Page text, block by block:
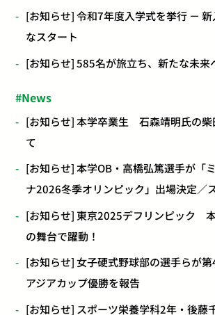
[お知らせ] 令和7年度入学式を挙行 －
なスタート
[お知らせ] 585名が旅立ち、新たな未来
News
[お知らせ] 本学卒業生 石森靖明氏の柴
て
[お知らせ] 本学OB・高橋弘篤選手が「
ナ2026冬季オリンピック」出場決定／
[お知らせ] 東京2025デフリンピック
の舞台で躍動！
[お知らせ] 女子硬式野球部の選手らが
アジアカップ優勝を報告
[お知らせ] スポーツ栄養学科2年・後藤